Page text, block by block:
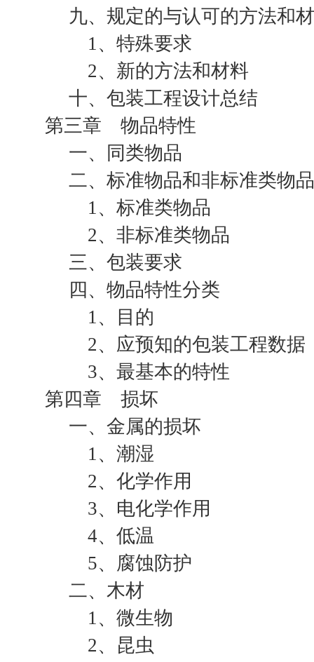
九、规定的与认可的方法和
1、特殊要求
2、新的方法和材料
十、包装工程设计总结
第三章 物品特性
一、同类物品
二、标准物品和非标准类物品
1、标准类物品
2、非标准类物品
三、包装要求
四、物品特性分类
1、目的
2、应预知的包装工程数据
3、最基本的特性
第四章 损坏
一、金属的损坏
1、潮湿
2、化学作用
3、电化学作用
4、低温
5、腐蚀防护
二、木材
1、微生物
2、昆虫